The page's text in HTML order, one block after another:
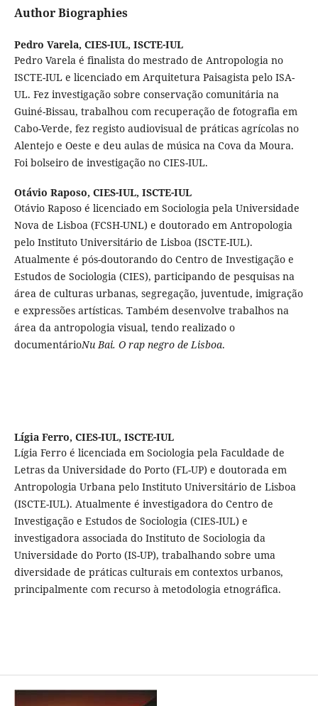
Author Biographies
Pedro Varela, CIES-IUL, ISCTE-IUL
Pedro Varela é finalista do mestrado de Antropologia no
ISCTE-IUL e licenciado em Arquitetura Paisagista pelo ISA-
UL. Fez investigação sobre conservação comunitária na
Guiné-Bissau, trabalhou com recuperação de fotografia em
Cabo-Verde, fez registo audiovisual de práticas agrícolas no
Alentejo e Oeste e deu aulas de música na Cova da Moura.
Foi bolseiro de investigação no CIES-IUL.
Otávio Raposo, CIES-IUL, ISCTE-IUL
Otávio Raposo é licenciado em Sociologia pela Universidade
Nova de Lisboa (FCSH-UNL) e doutorado em Antropologia
pelo Instituto Universitário de Lisboa (ISCTE-IUL).
Atualmente é pós-doutorando do Centro de Investigação e
Estudos de Sociologia (CIES), participando de pesquisas na
área de culturas urbanas, segregação, juventude, imigração
e expressões artísticas. Também desenvolve trabalhos na
área da antropologia visual, tendo realizado o
documentárioNu Bai. O rap negro de Lisboa.
Lígia Ferro, CIES-IUL, ISCTE-IUL
Lígia Ferro é licenciada em Sociologia pela Faculdade de
Letras da Universidade do Porto (FL-UP) e doutorada em
Antropologia Urbana pelo Instituto Universitário de Lisboa
(ISCTE-IUL). Atualmente é investigadora do Centro de
Investigação e Estudos de Sociologia (CIES-IUL) e
investigadora associada do Instituto de Sociologia da
Universidade do Porto (IS-UP), trabalhando sobre uma
diversidade de práticas culturais em contextos urbanos,
principalmente com recurso à metodologia etnográfica.